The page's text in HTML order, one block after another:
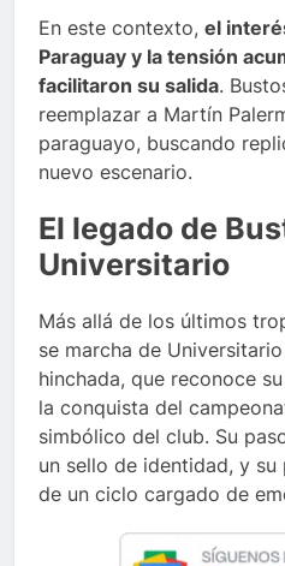
En este contexto, el
Paraguay y la tensión
facilitaron su salida.
reemplazar a Martín
paraguayo, buscando
nuevo escenario.
El legado de
Universitario
Más allá de los últimos
se marcha de
hinchada, que reconoce
la conquista del
simbólico del club. Su
un sello de identidad, y
de un ciclo cargado de